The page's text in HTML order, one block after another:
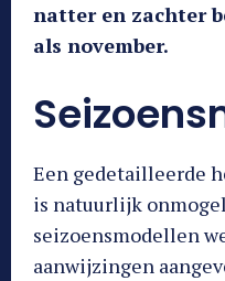
natter en zachter
als november.
Een gedetailleerde
is natuurlijk
seizoensmodellen
aanwijzingen